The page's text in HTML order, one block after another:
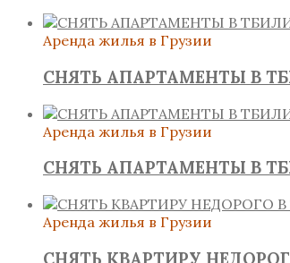
Аренда жилья в Грузии
СНЯТЬ АПАРТАМЕНТЫ В
Аренда жилья в Грузии
СНЯТЬ АПАРТАМЕНТЫ В
Аренда жилья в Грузии
СНЯТЬ КВАРТИРУ